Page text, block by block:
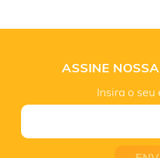
ASSINE
Insira o seu